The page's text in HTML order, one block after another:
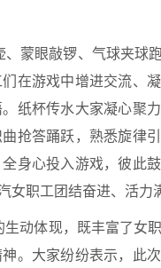
蒙眼敲锣、气球夹球
在游戏中增进交流、
纸杯传水大家凝心聚
抢答踊跃，熟悉旋律
身心投入游戏，彼此
职工团结奋进、活力
动体现，既丰富了女
。大家纷纷表示，此